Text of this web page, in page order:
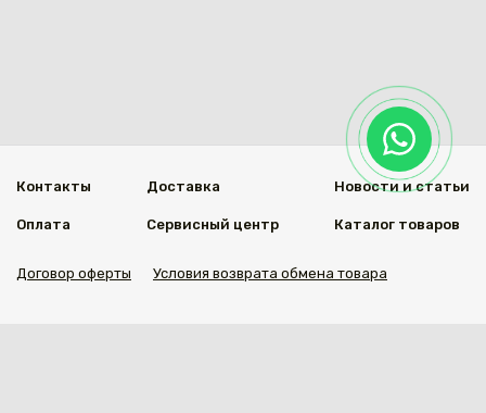
Контакты
Оплата
Доставка
Сервисный центр
Новости и статьи
Каталог товаров
Договор оферты Условия возврата обмена товара